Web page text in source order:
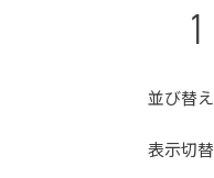
1
並び替え
表示切替